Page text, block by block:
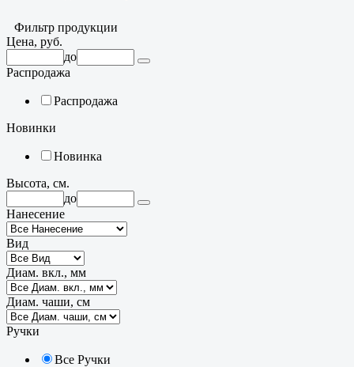
Фильтр продукции
Цена, руб.
до
Распродажа
Распродажа
Новинки
Новинка
Высота, см.
до
Нанесение
Вид
Диам. вкл., мм
Диам. чаши, см
Ручки
Все Ручки